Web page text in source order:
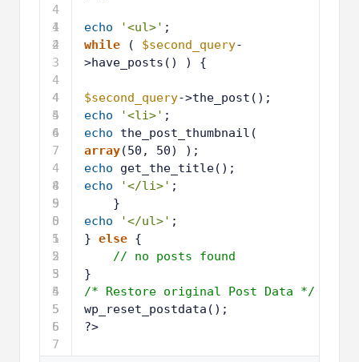
4
1
4
2
4
3
4
4
4
5
4
6
4
7
4
8
4
9
5
0
5
1
5
2
5
3
5
4
5
5
5
6
5
7
echo '<ul>' ;
while
( $second_query-
>have_posts() ) {
$second_query->the_post();
echo
'<li>' ;
echo
array(50, 50) );
echo
get_the_title();
echo
'</li>' ;
}
echo
'</ul>' ;
} else {
// no posts found
}
/* Restore original Post Data */
wp_reset_postdata();
?>